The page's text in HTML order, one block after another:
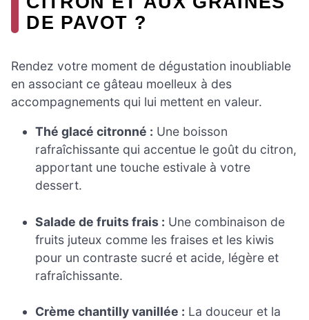
DE PAVOT ?
Rendez votre moment de dégustation inoubliable
en associant ce gâteau moelleux à des
accompagnements qui lui mettent en valeur.
Thé glacé citronné : Une boisson
rafraîchissante qui accentue le goût du citron,
apportant une touche estivale à votre
dessert.
Salade de fruits frais : Une combinaison de
fruits juteux comme les fraises et les kiwis
pour un contraste sucré et acide, légère et
rafraîchissante.
Crème chantilly vanillée : La douceur et la